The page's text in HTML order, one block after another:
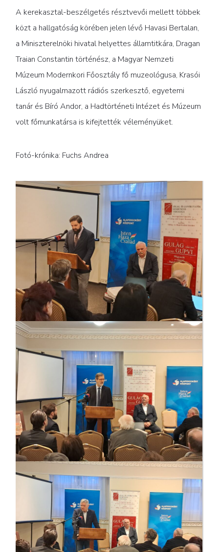
A kerekasztal-beszélgetés résztvevői mellett többek
közt a hallgatóság körében jelen lévő Havasi Bertalan,
a Miniszterelnöki hivatal helyettes államtitkára, Dragan
Traian Constantin történész, a Magyar Nemzeti
Múzeum Modernkori Főosztály fő muzeológusa, Krasói
László nyugalmazott rádiós szerkesztő, egyetemi
tanár és Bíró Andor, a Hadtörténeti Intézet és Múzeum
volt főmunkatársa is kifejtették véleményüket.
Fotó-krónika: Fuchs Andrea